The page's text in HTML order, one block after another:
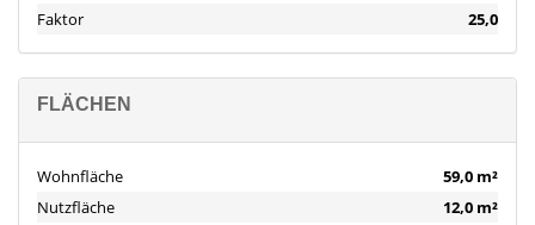
Faktor
25,0
FLÄCHEN
Wohnfläche
59,0 m²
Nutzfläche
12,0 m²